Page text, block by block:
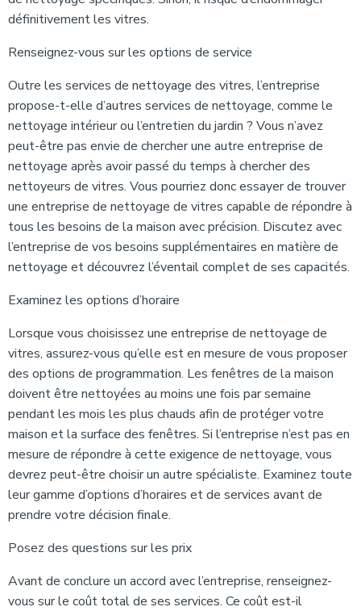
définitivement les vitres.
Renseignez-vous sur les options de service
Outre les services de nettoyage des vitres, l’entreprise
propose-t-elle d’autres services de nettoyage, comme le
nettoyage intérieur ou l’entretien du jardin ? Vous n’avez
peut-être pas envie de chercher une autre entreprise de
nettoyage après avoir passé du temps à chercher des
nettoyeurs de vitres. Vous pourriez donc essayer de trouver
une entreprise de nettoyage de vitres capable de répondre à
tous les besoins de la maison avec précision. Discutez avec
l’entreprise de vos besoins supplémentaires en matière de
nettoyage et découvrez l’éventail complet de ses capacités.
Examinez les options d’horaire
Lorsque vous choisissez une entreprise de nettoyage de
vitres, assurez-vous qu’elle est en mesure de vous proposer
des options de programmation. Les fenêtres de la maison
doivent être nettoyées au moins une fois par semaine
pendant les mois les plus chauds afin de protéger votre
maison et la surface des fenêtres. Si l’entreprise n’est pas en
mesure de répondre à cette exigence de nettoyage, vous
devrez peut-être choisir un autre spécialiste. Examinez toute
leur gamme d’options d’horaires et de services avant de
prendre votre décision finale.
Posez des questions sur les prix
Avant de conclure un accord avec l’entreprise, renseignez-
vous sur le coût total de ses services. Ce coût est-il